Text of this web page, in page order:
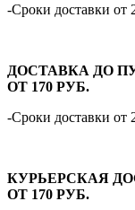
-Сроки доставки
ДОСТАВКА ДО
ОТ 170 РУБ.
-Сроки доставки от
КУРЬЕРСКАЯ
ОТ 170 РУБ.